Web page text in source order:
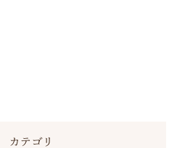
カテゴリ